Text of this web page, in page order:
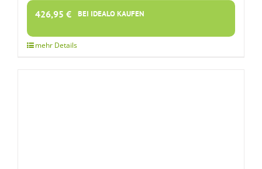
426,95 € BEI IDEALO KAUFEN